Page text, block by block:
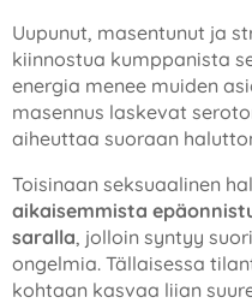
Uupunut, masentunut ja
kiinnostua kumppanista
energia menee muiden
masennus laskevat
aiheuttaa suoraan
Toisinaan seksuaalinen
aikaisemmista
saralla, jolloin syntyy
ongelmia. Tällaisessa
kohtaan kasvaa liian